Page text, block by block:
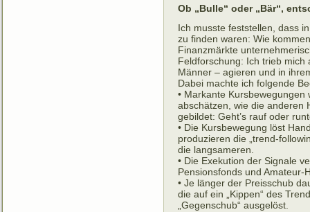
Ob „Bulle“ oder „Bär“,
Ich musste feststellen, dass
zu finden waren: Wie
Finanzmärkte
Feldforschung: Ich trieb
Männer – agieren und in
Dabei machte ich folgende
• Markante
abschätzen, wie die anderen
gebildet: Geht’s rauf oder
• Die Kursbewegung löst
produzieren die „trend-
die langsameren.
• Die Exekution der Signale
Pensionsfonds und
• Je länger der Preisschub
die auf ein „Kippen“ des
„Gegenschub“ ausgelöst.